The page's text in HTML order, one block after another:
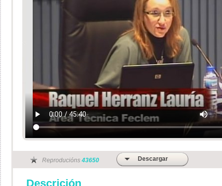
Reproducións 43650 Descargar
Descrición